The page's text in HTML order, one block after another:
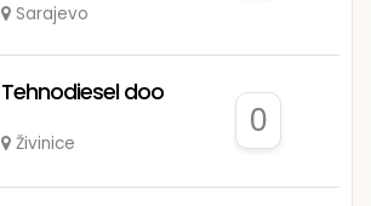
Sarajevo
Tehnodiesel doo
Živinice
0